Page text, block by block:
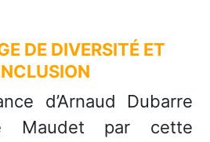
DE DIVERSITÉ ET
d’Arnaud Dubarre
Maudet par cette